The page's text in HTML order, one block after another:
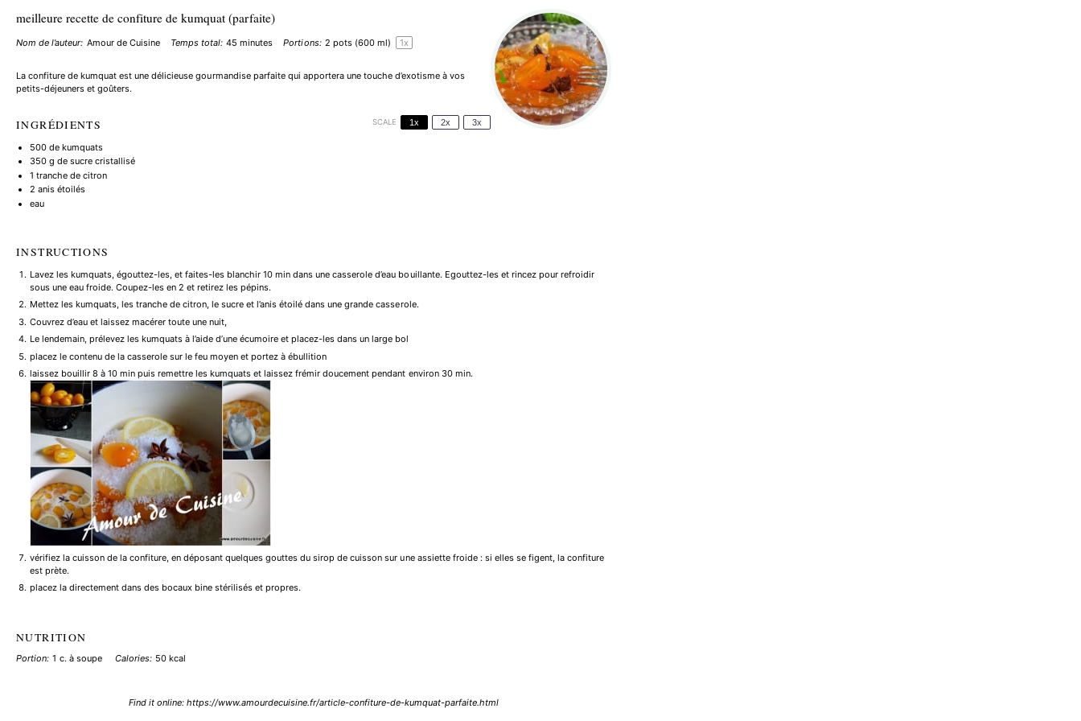
meilleure recette de confiture de kumquat (parfaite)
Nom de l’auteur: Amour de Cuisine Temps total: 45 minutes Portions: 2 pots (600 ml) 1x
La confiture de kumquat est une délicieuse gourmandise parfaite qui apportera une touche d’exotisme à vos
petits-déjeuners et goûters.
INGRÉDIENTS SCALE 1x 2x 3x
500de kumquats
350 g de sucre cristallisé
1 tranche de citron
2 anis étoilés
eau
INSTRUCTIONS
Lavez les kumquats, égouttez-les, et faites-les blanchir 10 min dans une casserole d’eau bouillante. Egouttez-les et rincez pour refroidir
sous une eau froide. Coupez-les en 2 et retirez les pépins.
Mettez les kumquats, les tranche de citron, le sucre et l’anis étoilé dans une grande casserole.
Couvrez d’eau et laissez macérer toute une nuit,
Le lendemain, prélevez les kumquats à l’aide d’une écumoire et placez-les dans un large bol
placez le contenu de la casserole sur le feu moyen et portez à ébullition
laissez bouillir 8 à 10 min puis remettre les kumquats et laissez frémir doucement pendant environ 30 min.
vérifiez la cuisson de la confiture, en déposant quelques gouttes du sirop de cuisson sur une assiette froide : si elles se figent, la confiture
est prète.
placez la directement dans des bocaux bine stérilisés et propres.
NUTRITION
Portion: 1 c. à soupe Calories: 50 kcal
Find it online: https://www.amourdecuisine.fr/article-confiture-de-kumquat-parfaite.html